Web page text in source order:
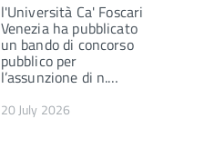
l'Università Ca' Foscari
Venezia ha pubblicato
un bando di concorso
pubblico per
l’assunzione di n.…
20 July 2026